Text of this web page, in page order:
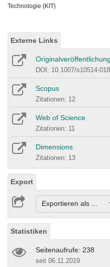
Technologie (KIT)
Externe Links
Originalveröffentlichung
DOI: 10.1007/s10514-
Scopus
Zitationen: 12
Web of Science
Zitationen: 11
Dimensions
Zitationen: 13
Export
Exportieren als ...
Statistiken
Seitenaufrufe: 238
seit 06.11.2019